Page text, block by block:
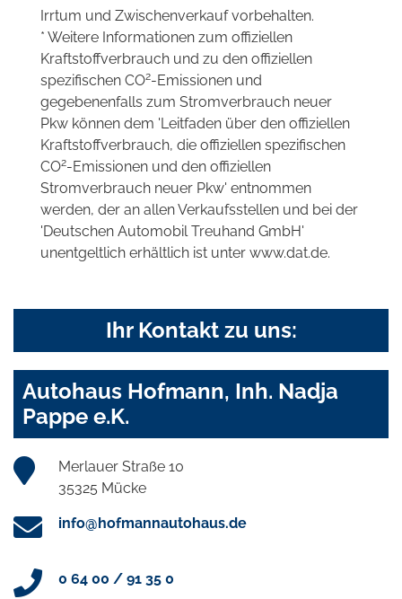
Irrtum und Zwischenverkauf vorbehalten.
* Weitere Informationen zum offiziellen
Kraftstoffverbrauch und zu den offiziellen
spezifischen CO2-Emissionen und
gegebenenfalls zum Stromverbrauch neuer
Pkw können dem 'Leitfaden über den offiziellen
Kraftstoffverbrauch, die offiziellen spezifischen
CO2-Emissionen und den offiziellen
Stromverbrauch neuer Pkw' entnommen
werden, der an allen Verkaufsstellen und bei der
'Deutschen Automobil Treuhand GmbH'
unentgeltlich erhältlich ist unter www.dat.de.
Ihr Kontakt zu uns:
Autohaus Hofmann, Inh. Nadja
Pappe e.K.
Merlauer Straße 10
35325 Mücke
info@hofmannautohaus.de
0 64 00 / 91 35 0